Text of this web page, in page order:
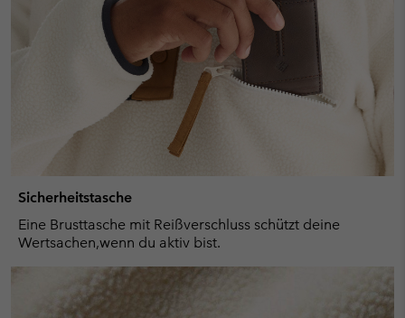
Sicherheitstasche
Eine Brusttasche mit Reißverschluss schützt deine
Wertsachen,wenn du aktiv bist.